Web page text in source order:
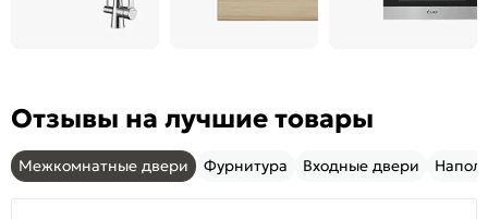
Отзывы на лучшие товары
Межкомнатные двери Фурнитура Входные двери